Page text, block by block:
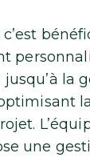
la
une